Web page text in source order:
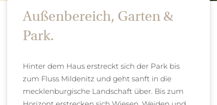
Außenbereich, Garten &
Park.
Hinter dem Haus erstreckt sich der Park bis
zum Fluss Mildenitz und geht sanft in die
mecklenburgische Landschaft über. Bis zum